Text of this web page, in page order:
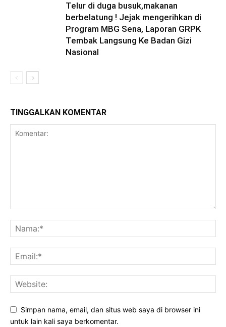
Telur di duga busuk,makanan
berbelatung ! Jejak mengerihkan di
Program MBG Sena, Laporan GRPK
Tembak Langsung Ke Badan Gizi
Nasional
TINGGALKAN KOMENTAR
Simpan nama, email, dan situs web saya di browser ini
untuk lain kali saya berkomentar.